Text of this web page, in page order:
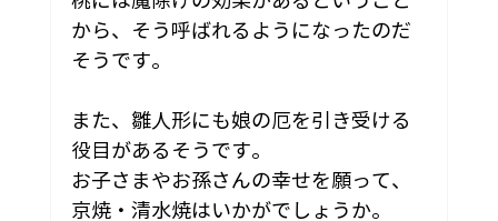
から、そう呼ばれるようになったのだ
そうです。
また、雛人形にも娘の厄を引き受ける
役目があるそうです。
お子さまやお孫さんの幸せを願って、
京焼・清水焼はいかがでしょうか。